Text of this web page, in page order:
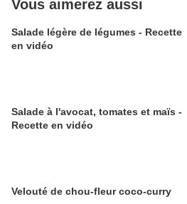
Vous aimerez aussi
Salade légère de légumes - Recette
en vidéo
Salade à l'avocat, tomates et maïs -
Recette en vidéo
Velouté de chou-fleur coco-curry